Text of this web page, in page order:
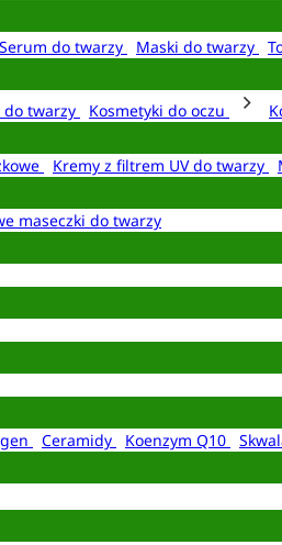
Serum do twarzy Maski do twarzy
do twarzy Kosmetyki do oczu
Kremy z filtrem UV do twarzy
maseczki do twarzy
Ceramidy Koenzym Q10